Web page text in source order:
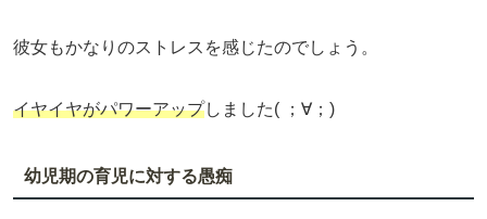
彼女もかなりのストレスを感じたのでしょう。
イヤイヤがパワーアップしました( ；∀；)
幼児期の育児に対する愚痴